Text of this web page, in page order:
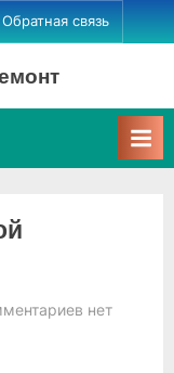
Обратная связь
кнет